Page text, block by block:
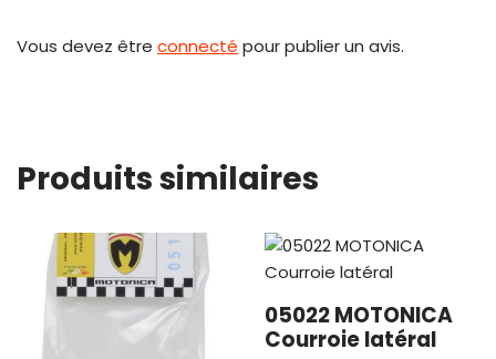
Vous devez être connecté pour publier un avis.
Produits similaires
05022 MOTONICA
Courroie latéral